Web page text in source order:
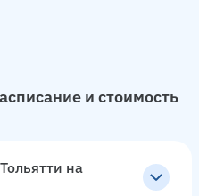
и стоимость
на